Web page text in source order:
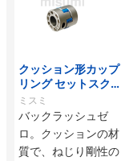
クッション形カップ
リング セットスクリ
ュータイプ/クラン
ピング
ミスミ
バックラッシュゼ
ロ。クッションの材
質で、ねじり剛性の